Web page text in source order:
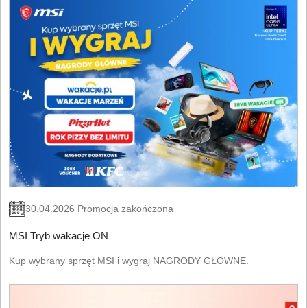
30.04.2026 Promocja zakończona
MSI Tryb wakacje ON
Kup wybrany sprzęt MSI i wygraj NAGRODY GŁOWNE.